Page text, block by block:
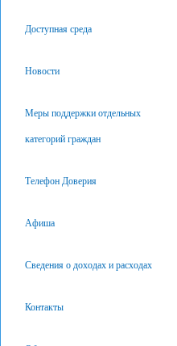
Доступная среда
Новости
Меры поддержки отдельных
категорий граждан
Телефон Доверия
Афиша
Сведения о доходах и расходах
Контакты